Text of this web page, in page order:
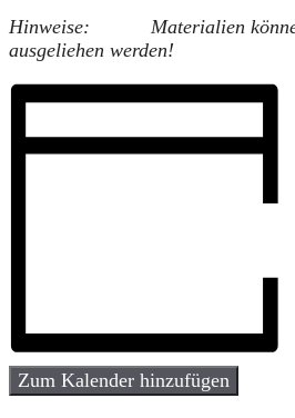
Hinweise:
Materialien
ausgeliehen werden!
Zum Kalender hinzufügen